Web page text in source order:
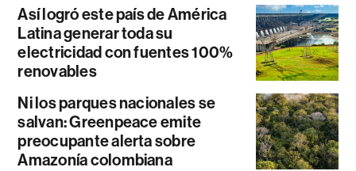
Así logró este país de América
Latina generar toda su
electricidad con fuentes 100%
renovables
Ni los parques nacionales se
salvan: Greenpeace emite
preocupante alerta sobre
Amazonía colombiana